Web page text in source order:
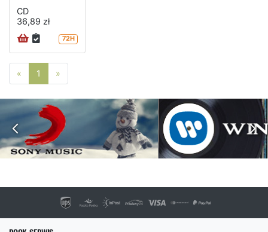
CD
36,89 zł
72H
« Poprzednia strona
1 »